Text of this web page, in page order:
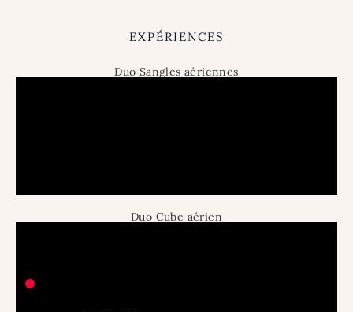
EXPÉRIENCES
Duo Sangles aériennes
Duo Cube aérien